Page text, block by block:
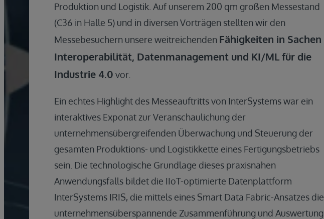
Produktion und Logistik. Auf unserem 200 qm großen Messestand
(C36 in Halle 5) und in diversen Vorträgen stellten wir den
Messebesuchern unsere weitreichenden Fähigkeiten in Sachen
Interoperabilität, Datenmanagement und KI/ML für die
Industrie 4.0 vor.
Ein echtes Highlight des Messeauftritts von InterSystems war ein
interaktives Exponat zur Veranschaulichung der
unternehmensübergreifenden Überwachung und Steuerung der
gesamten Produktions- und Logistikkette eines Fertigungsbetriebs
sein. Die technologische Grundlage dieses praxisnahen
Anwendungsfalls bildet die IIoT-optimierte Datenplattform
InterSystems IRIS, die mittels eines Smart Data Fabric-Ansatzes die
unternehmensüberspannende Zusammenführung und Auswertung